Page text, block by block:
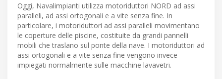
Oggi, Navalimpianti utilizza motoriduttori NORD ad assi
paralleli, ad assi ortogonali e a vite senza fine. In
particolare, i motoriduttori ad assi paralleli movimentano
le coperture delle piscine, costituite da grandi pannelli
mobili che traslano sul ponte della nave. I motoriduttori ad
assi ortogonali e a vite senza fine vengono invece
impiegati normalmente sulle macchine lavavetri.